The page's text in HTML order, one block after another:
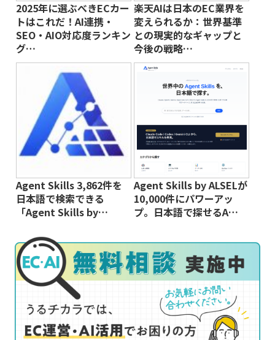
2025年に選ぶべきECカー
トはこれだ！AI連携・
SEO・AIO対応度ランキン
グ…
楽天AIは日本のEC業界を
変えられるか：世界基準
との現実的なギャップと
今後の戦略…
Agent Skills 3,862件を
日本語で検索できる
「Agent Skills by…
Agent Skills by ALSELが
10,000件にパワーアッ
プ。日本語で探せるA…